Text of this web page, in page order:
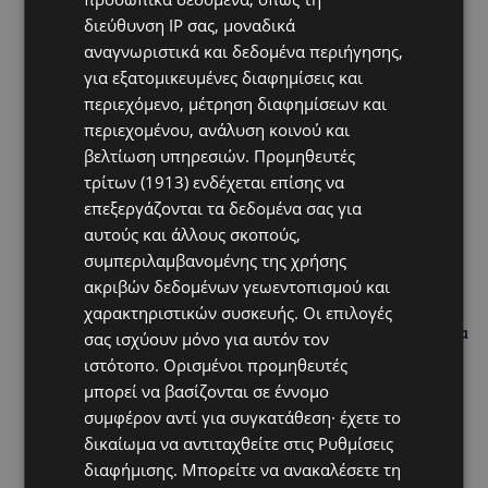
Hot this week
VIBE NEWS
Νέος Γενικός Διευθυντής του Hilton Nicosia ο Ilio
Rodoni
VIBE NEWS
Η Peugeot είναι ο επίσημος συνεργάτης του
Φεστιβάλ Κινηματογράφου της Βενετίας
VIBE NEWS
Lidl Better Living Days #summer2026: Ένα μοναδικό
ταξίδι ευεξίας, γεμάτο γεύση, ενέργεια και χαμόγελα
σε όλη την Κύπρο
ΚΑΤΟΙΚΙΔΙΑ
ΠΑΓΚΟΣΜΙΑ ΗΜΕΡΑ ΓΑΤΑΣ: Χιλιάδες στην Κύπρο,
καθεμία μοναδική – Το χαδιάρικο τετράποδο με τη
ματιά που λιώνει καρδιές
διεύθυνση IP σας, μοναδικά
αναγνωριστικά και δεδομένα περιήγησης,
για εξατομικευμένες διαφημίσεις και
περιεχόμενο, μέτρηση διαφημίσεων και
περιεχομένου, ανάλυση κοινού και
βελτίωση υπηρεσιών. Προμηθευτές
τρίτων (1913) ενδέχεται επίσης να
επεξεργάζονται τα δεδομένα σας για
αυτούς και άλλους σκοπούς,
συμπεριλαμβανομένης της χρήσης
ακριβών δεδομένων γεωεντοπισμού και
χαρακτηριστικών συσκευής. Οι επιλογές
σας ισχύουν μόνο για αυτόν τον
ιστότοπο. Ορισμένοι προμηθευτές
μπορεί να βασίζονται σε έννομο
συμφέρον αντί για συγκατάθεση· έχετε το
δικαίωμα να αντιταχθείτε στις Ρυθμίσεις
διαφήμισης. Μπορείτε να ανακαλέσετε τη